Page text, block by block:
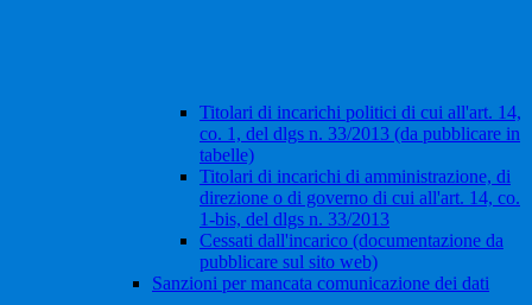
Titolari di incarichi politici di cui all'art. 14,
co. 1, del dlgs n. 33/2013 (da pubblicare in
tabelle)
Titolari di incarichi di amministrazione, di
direzione o di governo di cui all'art. 14, co.
1-bis, del dlgs n. 33/2013
Cessati dall'incarico (documentazione da
pubblicare sul sito web)
Sanzioni per mancata comunicazione dei dati